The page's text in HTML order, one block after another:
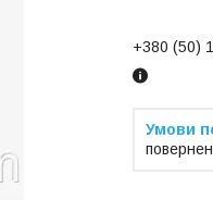
+380 (50)